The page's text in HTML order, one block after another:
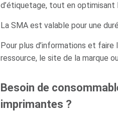
d’étiquetage, tout en optimisant
La SMA est valable pour une
Pour plus d’informations et
ressource, le site de la marque
Besoin de
imprimantes ?